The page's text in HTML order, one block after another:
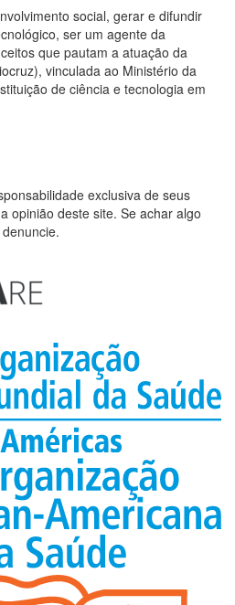
social, gerar e difundir
ser um agente da
que pautam a atuação da
vinculada ao Ministério da
de ciência e tecnologia em
exclusiva de seus
opinião deste site. Se achar algo